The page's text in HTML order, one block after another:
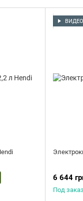
ВИДЕО
6 644
Под заказ